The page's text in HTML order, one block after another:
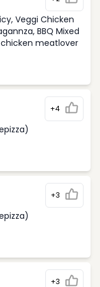
Veggi Chicken
BBQ Mixed
chicken meatlover
+4
+3
+3